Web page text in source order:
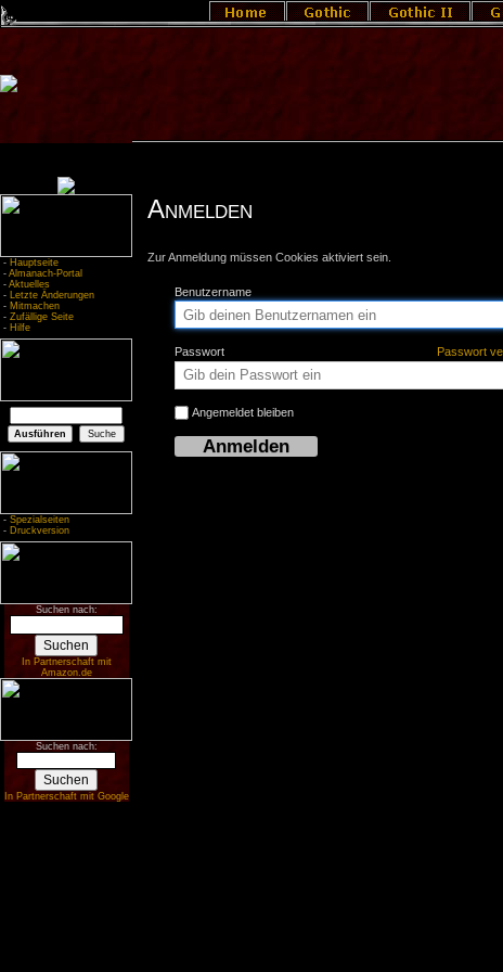
- Hauptseite
- Almanach-Portal
- Aktuelles
- Letzte Änderungen
- Mitmachen
- Zufällige Seite
- Hilfe
- Spezialseiten
- Druckversion
Suchen nach:
In Partnerschaft mit
Amazon.de
Suchen nach:
In Partnerschaft mit Google
Anmelden
Zur Anmeldung müssen Cookies aktiviert sein.
Benutzername
Passwort Passwort
Angemeldet bleiben